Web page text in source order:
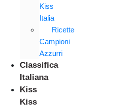
Kiss
Italia
Ricette
Campioni
Azzurri
Classifica
Italiana
Kiss
Kiss